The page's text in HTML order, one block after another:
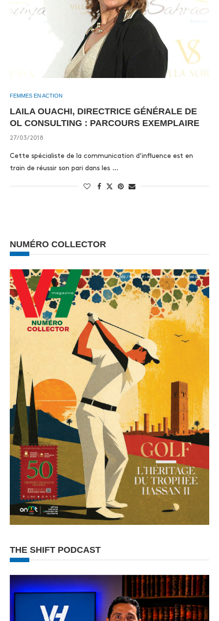
FEMMES EN ACTION
LAILA OUACHI, DIRECTRICE GÉNÉRALE DE
OL CONSULTING : PARCOURS EXEMPLAIRE
27/03/2018
Cette spécialiste de la communication d’influence est en
train de réussir son pari dans les …
NUMÉRO COLLECTOR
THE SHIFT PODCAST